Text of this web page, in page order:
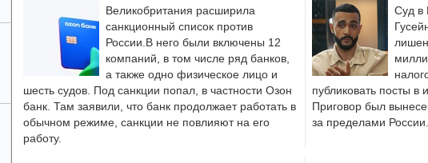
Великобритания расширила
санкционный список против
России.В него были включены 12
компаний, в том числе ряд банков,
а также одно физическое лицо и
шесть судов. Под санкции попал, в частности Озон
банк. Там заявили, что банк продолжает работать в
обычном режиме, санкции не повлияют на его
работу.
Суд в
публиковать посты в
Приговор был
за пределами России.